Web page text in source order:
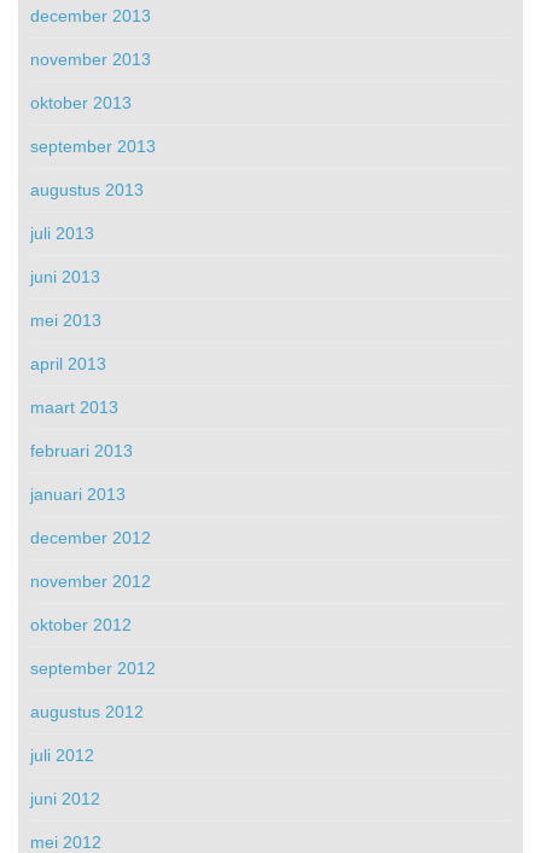
december 2013
november 2013
oktober 2013
september 2013
augustus 2013
juli 2013
juni 2013
mei 2013
april 2013
maart 2013
februari 2013
januari 2013
december 2012
november 2012
oktober 2012
september 2012
augustus 2012
juli 2012
juni 2012
mei 2012